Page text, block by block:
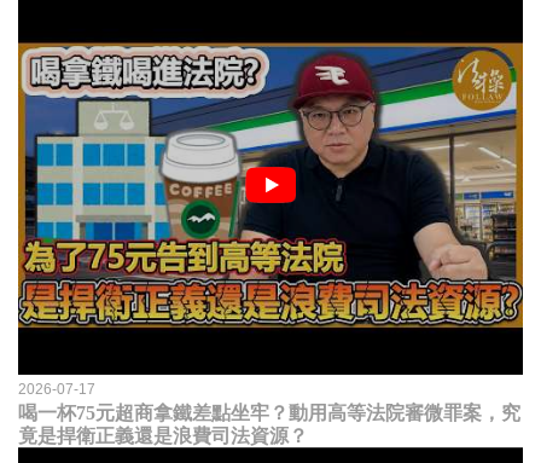
2026-07-17
喝一杯75元超商拿鐵差點坐牢？動用高等法院審微罪案，究
竟是捍衛正義還是浪費司法資源？